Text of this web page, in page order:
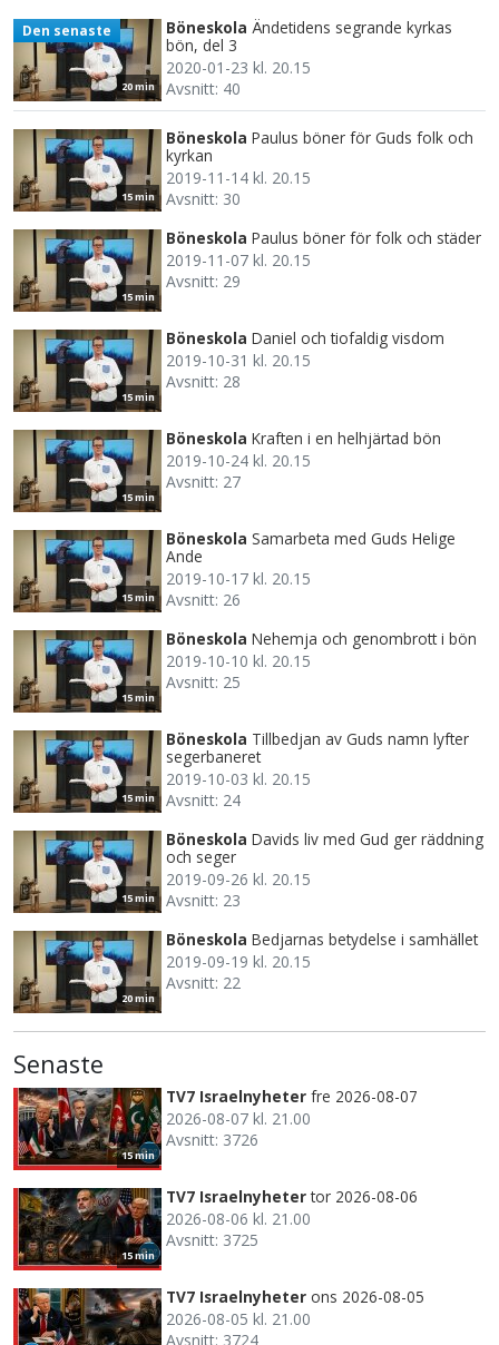
20 min
Den senaste Böneskola Ändetidens segrande kyrkas
bön, del 3
2020-01-23 kl. 20.15
Avsnitt: 40
15 min
Böneskola Paulus böner för Guds folk och
kyrkan
2019-11-14 kl. 20.15
Avsnitt: 30
15 min
Böneskola Paulus böner för folk och städer
2019-11-07 kl. 20.15
Avsnitt: 29
15 min
Böneskola Daniel och tiofaldig visdom
2019-10-31 kl. 20.15
Avsnitt: 28
15 min
Böneskola Kraften i en helhjärtad bön
2019-10-24 kl. 20.15
Avsnitt: 27
15 min
Böneskola Samarbeta med Guds Helige
Ande
2019-10-17 kl. 20.15
Avsnitt: 26
15 min
Böneskola Nehemja och genombrott i bön
2019-10-10 kl. 20.15
Avsnitt: 25
15 min
Böneskola Tillbedjan av Guds namn lyfter
segerbaneret
2019-10-03 kl. 20.15
Avsnitt: 24
15 min
Böneskola Davids liv med Gud ger räddning
och seger
2019-09-26 kl. 20.15
Avsnitt: 23
20 min
Böneskola Bedjarnas betydelse i samhället
2019-09-19 kl. 20.15
Avsnitt: 22
Senaste
15 min
TV7 Israelnyheter fre 2026-08-07
2026-08-07 kl. 21.00
Avsnitt: 3726
15 min
TV7 Israelnyheter tor 2026-08-06
2026-08-06 kl. 21.00
Avsnitt: 3725
TV7 Israelnyheter ons 2026-08-05
2026-08-05 kl. 21.00
Avsnitt: 3724